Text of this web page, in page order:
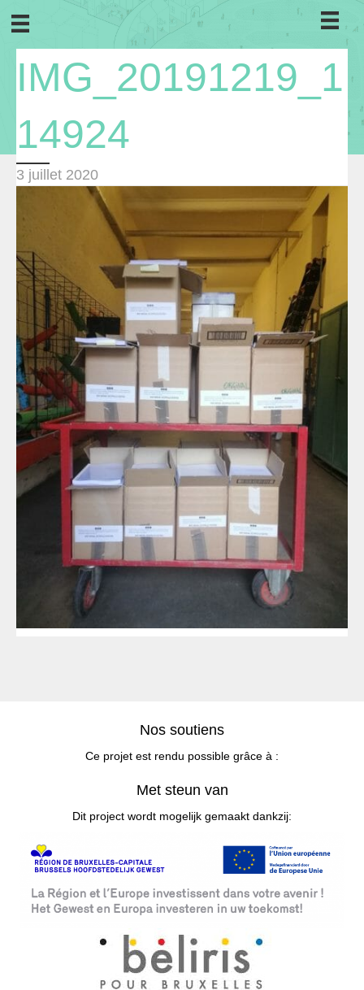
IMG_20191219_1
14924
3 juillet 2020
Nos soutiens
Ce projet est rendu possible grâce à :
Met steun van
Dit project wordt mogelijk gemaakt dankzij: